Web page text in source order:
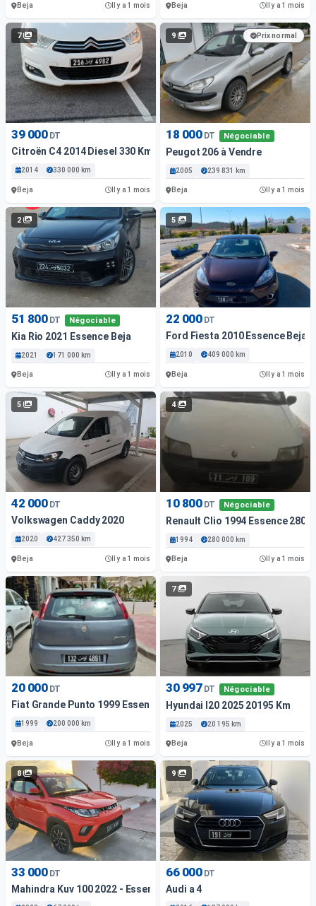
Beja Il y a 1 mois Beja Il y a 1 mois
7
39 000 DT
Citroën C4 2014 Diesel 330 Km Beja
2014 330 000 km
Beja Il y a 1 mois
9 Prix normal
18 000 DT Négociable
Peugot 206 à Vendre
2005 239 831 km
Beja Il y a 1 mois
2
51 800 DT Négociable
Kia Rio 2021 Essence Beja
2021 171 000 km
Beja Il y a 1 mois
5
22 000 DT
Ford Fiesta 2010 Essence Beja
2010 409 000 km
Beja Il y a 1 mois
5
42 000 DT
Volkswagen Caddy 2020
2020 427 350 km
Beja Il y a 1 mois
4
10 800 DT Négociable
Renault Clio 1994 Essence 280
1994 280 000 km
Beja Il y a 1 mois
20 000 DT
Fiat Grande Punto 1999 Essence 200 Km Beja
1999 200 000 km
Beja Il y a 1 mois
7
30 997 DT Négociable
Hyundai I20 2025 20195 Km
2025 20 195 km
Beja Il y a 1 mois
8
33 000 DT
Mahindra Kuv 100 2022 - Essence
9
66 000 DT
Audi a 4